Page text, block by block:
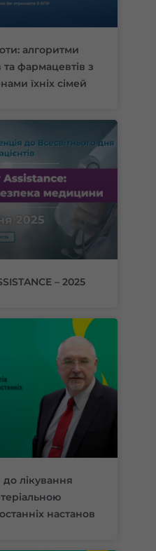
алгоритми
та фармацевтів з
їхніх сімей
– 2025
до лікування
настанов